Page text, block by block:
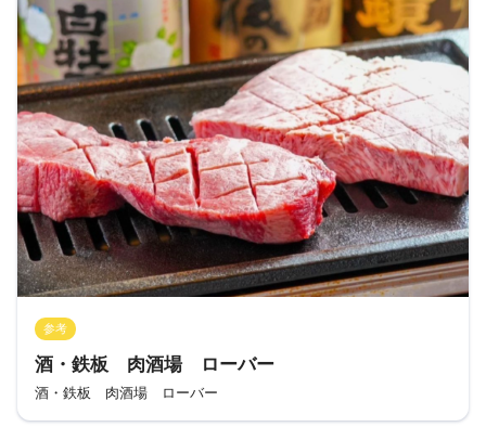
参考
酒・鉄板 肉酒場 ローバー
酒・鉄板 肉酒場 ローバー